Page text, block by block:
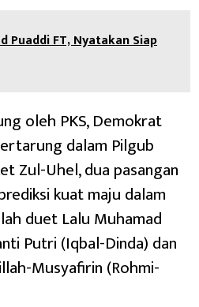
Puaddi FT, Nyatakan Siap
oleh PKS, Demokrat
dalam Pilgub
Zul-Uhel, dua pasangan
kuat maju dalam
duet Lalu Muhamad
Putri (Iqbal-Dinda) dan
Musyafirin (Rohmi-